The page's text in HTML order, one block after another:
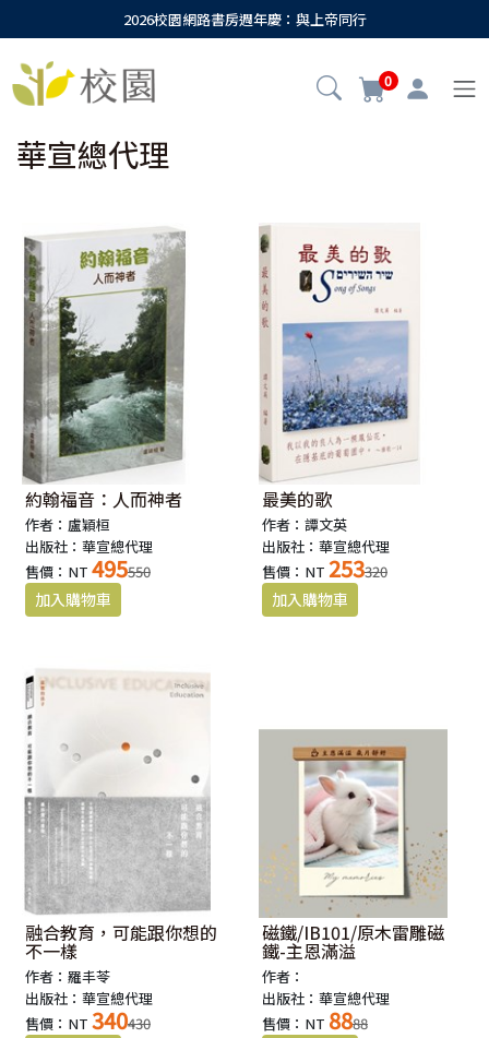
2026校園網路書房週年慶：與上帝同行
0
華宣總代理
約翰福音：人而神者
作者：盧穎桓
出版社：華宣總代理
售價：NT 495550
最美的歌
作者：譚文英
出版社：華宣總代理
售價：NT 253320
融合教育，可能跟你想的
不一樣
作者：羅丰苓
出版社：華宣總代理
售價：NT 340430
磁鐵/IB101/原木雷雕磁
鐵-主恩滿溢
作者：
出版社：華宣總代理
售價：NT 8888